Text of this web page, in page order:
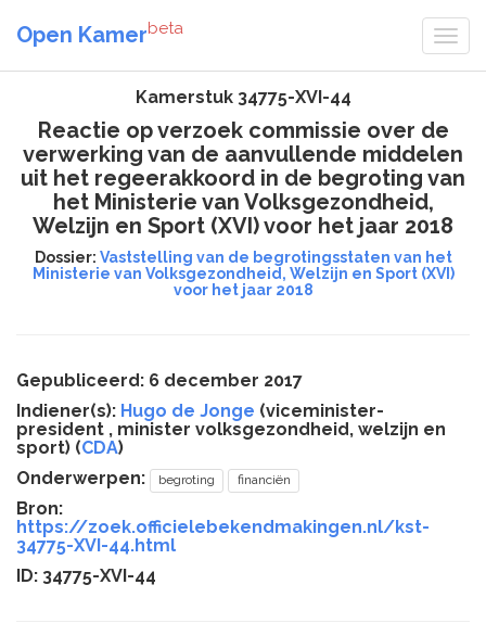
Open Kamerbeta
Kamerstuk 34775-XVI-44
Reactie op verzoek commissie over de
verwerking van de aanvullende middelen
uit het regeerakkoord in de begroting van
het Ministerie van Volksgezondheid,
Welzijn en Sport (XVI) voor het jaar 2018
Dossier: Vaststelling van de begrotingsstaten van het
Ministerie van Volksgezondheid, Welzijn en Sport (XVI)
voor het jaar 2018
Gepubliceerd: 6 december 2017
Indiener(s): Hugo de Jonge (viceminister-
president , minister volksgezondheid, welzijn en
sport) (CDA)
Onderwerpen:
begroting financiën
Bron:
https://zoek.officielebekendmakingen.nl/kst-
34775-XVI-44.html
ID: 34775-XVI-44